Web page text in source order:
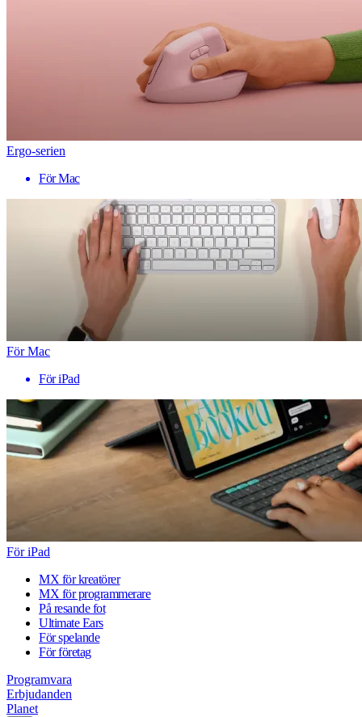
Ergo-serien
För Mac
För Mac
För iPad
För iPad
MX för kreatörer
MX för programmerare
På resande fot
Ultimate Ears
För spelande
För företag
Programvara
Erbjudanden
Planet